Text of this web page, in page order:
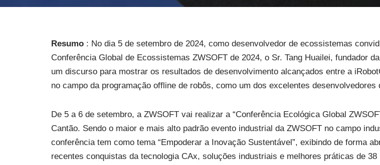
Resumo : No dia 5 de setembro de 2024, como desenvolvedor de ecossistemas
Conferência Global de Ecossistemas ZWSOFT de 2024, o Sr. Tang Huailei, fundador
um discurso para mostrar os resultados de desenvolvimento alcançados entre a
no campo da programação offline de robôs, como um dos excelentes desenvolvedores
De 5 a 6 de setembro, a ZWSOFT vai realizar a “Conferência Ecológica Global
Cantão. Sendo o maior e mais alto padrão evento industrial da ZWSOFT no campo
conferência tem como tema “Empoderar a Inovação Sustentável”, exibindo de forma
recentes conquistas da tecnologia CAx, soluções industriais e melhores práticas de